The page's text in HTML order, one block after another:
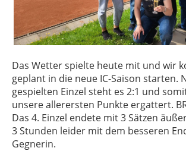
Das Wetter spielte heute mit und wir
geplant in die neue IC-Saison starten.
gespielten Einzel steht es 2:1 und
unsere allerersten Punkte ergattert.
Das 4. Einzel endete mit 3 Sätzen
3 Stunden leider mit dem besseren
Gegnerin.